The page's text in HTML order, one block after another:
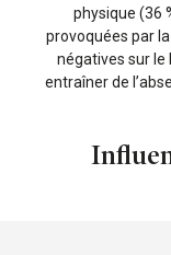
physique (36
provoquées par
négatives sur le
entraîner de